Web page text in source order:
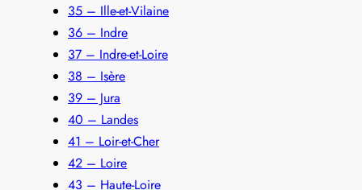
35 – Ille-et-Vilaine
36 – Indre
37 – Indre-et-Loire
38 – Isère
39 – Jura
40 – Landes
41 – Loir-et-Cher
42 – Loire
43 – Haute-Loire